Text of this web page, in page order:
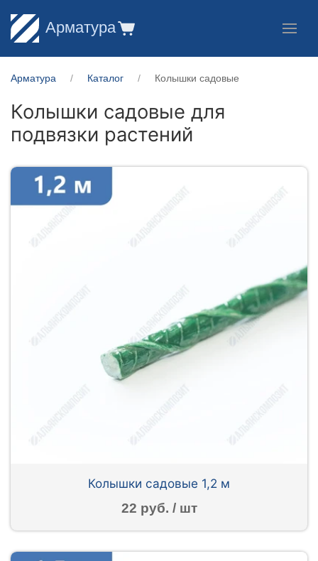
Арматура
Арматура Каталог Колышки садовые
Колышки садовые для
подвязки растений
Колышки садовые 1,2 м
22 руб. / шт